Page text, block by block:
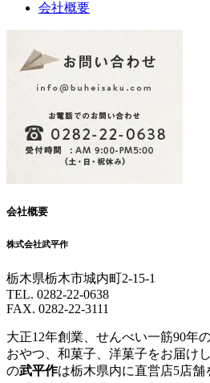
会社概要
会社概要
株式会社武平作
栃木県栃木市城内町2-15-1
TEL. 0282-22-0638
FAX. 0282-22-3111
大正12年創業、せんべい一筋90年
おやつ、和菓子、洋菓子をお届け
の武平作は栃木県内に直営店5店舗